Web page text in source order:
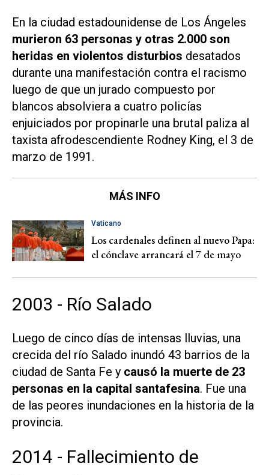
En la ciudad estadounidense de Los Ángeles
murieron 63 personas y otras 2.000 son
heridas en violentos disturbios desatados
durante una manifestación contra el racismo
luego de que un jurado compuesto por
blancos absolviera a cuatro policías
enjuiciados por propinarle una brutal paliza al
taxista afrodescendiente Rodney King, el 3 de
marzo de 1991.
MÁS INFO
Vaticano
Los cardenales definen al nuevo Papa:
el cónclave arrancará el 7 de mayo
2003 - Río Salado
Luego de cinco días de intensas lluvias, una
crecida del río Salado inundó 43 barrios de la
ciudad de Santa Fe y causó la muerte de 23
personas en la capital santafesina. Fue una
de las peores inundaciones en la historia de la
provincia.
2014 - Fallecimiento de